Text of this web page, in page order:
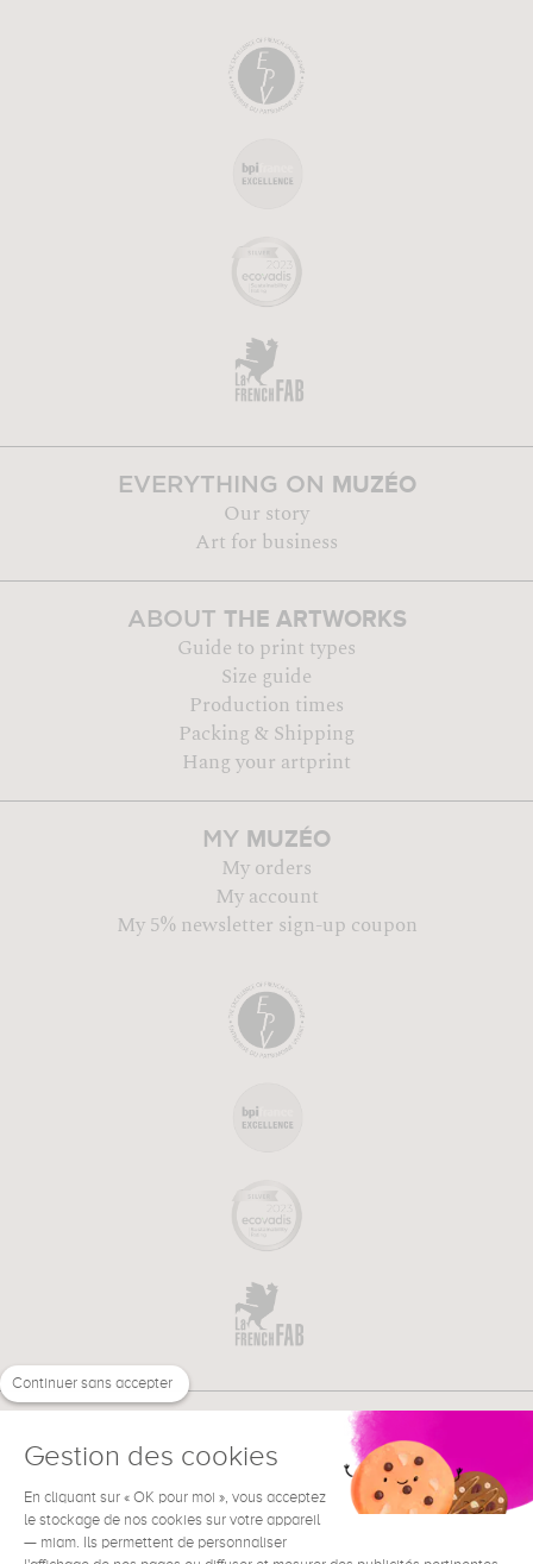
EVERYTHING ON MUZÉO
Our story
Art for business
ABOUT THE ARTWORKS
Guide to print types
Size guide
Production times
Packing & Shipping
Hang your artprint
MY MUZÉO
My orders
My account
My 5% newsletter sign-up coupon
NEED HELP ? € EN
Continuer sans accepter
Gestion des cookies
En cliquant sur « OK pour moi », vous acceptez
le stockage de nos cookies sur votre appareil
— miam. Ils permettent de personnaliser